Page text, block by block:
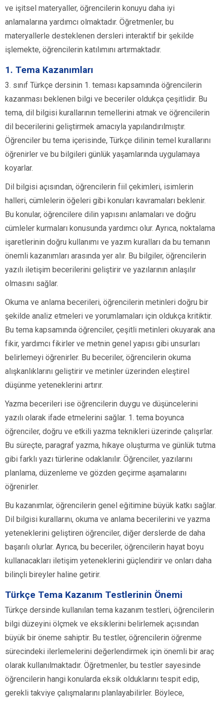
ve işitsel materyaller, öğrencilerin konuyu daha iyi
anlamalarına yardımcı olmaktadır. Öğretmenler, bu
materyallerle desteklenen dersleri interaktif bir şekilde
işlemekte, öğrencilerin katılımını artırmaktadır.
1. Tema Kazanımları
3. sınıf Türkçe dersinin 1. teması kapsamında öğrencilerin
kazanması beklenen bilgi ve beceriler oldukça çeşitlidir. Bu
tema, dil bilgisi kurallarının temellerini atmak ve öğrencilerin
dil becerilerini geliştirmek amacıyla yapılandırılmıştır.
Öğrenciler bu tema içerisinde, Türkçe dilinin temel kurallarını
öğrenirler ve bu bilgileri günlük yaşamlarında uygulamaya
koyarlar.
Dil bilgisi açısından, öğrencilerin fiil çekimleri, isimlerin
halleri, cümlelerin öğeleri gibi konuları kavramaları beklenir.
Bu konular, öğrencilere dilin yapısını anlamaları ve doğru
cümleler kurmaları konusunda yardımcı olur. Ayrıca, noktalama
işaretlerinin doğru kullanımı ve yazım kuralları da bu temanın
önemli kazanımları arasında yer alır. Bu bilgiler, öğrencilerin
yazılı iletişim becerilerini geliştirir ve yazılarının anlaşılır
olmasını sağlar.
Okuma ve anlama becerileri, öğrencilerin metinleri doğru bir
şekilde analiz etmeleri ve yorumlamaları için oldukça kritiktir.
Bu tema kapsamında öğrenciler, çeşitli metinleri okuyarak ana
fikir, yardımcı fikirler ve metnin genel yapısı gibi unsurları
belirlemeyi öğrenirler. Bu beceriler, öğrencilerin okuma
alışkanlıklarını geliştirir ve metinler üzerinden eleştirel
düşünme yeteneklerini artırır.
Yazma becerileri ise öğrencilerin duygu ve düşüncelerini
yazılı olarak ifade etmelerini sağlar. 1. tema boyunca
öğrenciler, doğru ve etkili yazma teknikleri üzerinde çalışırlar.
Bu süreçte, paragraf yazma, hikaye oluşturma ve günlük tutma
gibi farklı yazı türlerine odaklanılır. Öğrenciler, yazılarını
planlama, düzenleme ve gözden geçirme aşamalarını
öğrenirler.
Bu kazanımlar, öğrencilerin genel eğitimine büyük katkı sağlar.
Dil bilgisi kurallarını, okuma ve anlama becerilerini ve yazma
yeteneklerini geliştiren öğrenciler, diğer derslerde de daha
başarılı olurlar. Ayrıca, bu beceriler, öğrencilerin hayat boyu
kullanacakları iletişim yeteneklerini güçlendirir ve onları daha
bilinçli bireyler haline getirir.
Türkçe Tema Kazanım Testlerinin Önemi
Türkçe dersinde kullanılan tema kazanım testleri, öğrencilerin
bilgi düzeyini ölçmek ve eksiklerini belirlemek açısından
büyük bir öneme sahiptir. Bu testler, öğrencilerin öğrenme
sürecindeki ilerlemelerini değerlendirmek için önemli bir araç
olarak kullanılmaktadır. Öğretmenler, bu testler sayesinde
öğrencilerin hangi konularda eksik olduklarını tespit edip,
gerekli takviye çalışmalarını planlayabilirler. Böylece,